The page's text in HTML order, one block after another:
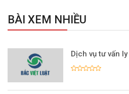
BÀI XEM NHIỀU
Dịch vụ tư vấn